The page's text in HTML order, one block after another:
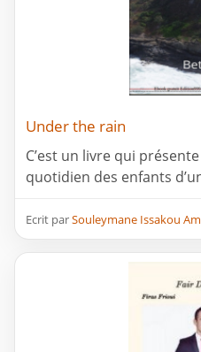
Under the rain
C’est un livre qui
quotidien des enfants
Ecrit parSouleymane Issakou